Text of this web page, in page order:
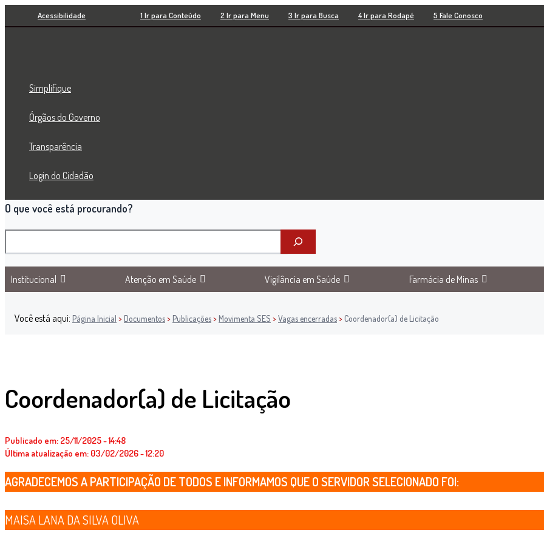
Ir
para
Acessibilidade 1 Ir para Conteúdo 2 Ir para Menu 3 Ir para Busca 4 Ir para Rodapé 5 Fale Conosco
Simplifique
Órgãos do Governo
Transparência
Login do Cidadão
O que você está procurando?
Pesquisar
Institucional Atenção em Saúde Vigilância em Saúde Farmácia de Minas
Você está aqui: Página Inicial >Documentos>Publicações>Movimenta SES >Vagas encerradas>Coordenador(a) de Licitação
Coordenador(a) de Licitação
Publicado em: 25/11/2025 - 14:48
Última atualização em: 03/02/2026 - 12:20
AGRADECEMOS A PARTICIPAÇÃO DE TODOS E INFORMAMOS QUE O SERVIDOR SELECIONADO FOI:
MAISA LANA DA SILVA OLIVA